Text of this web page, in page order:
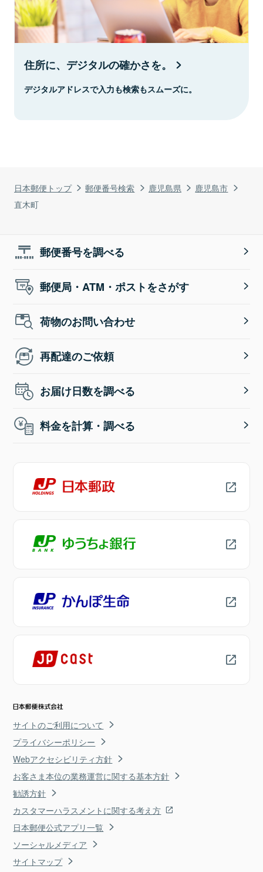
日本郵便トップ 郵便番号検索 鹿児島県
鹿児島市
直木町
住所に、デジタルの確かさを。
デジタルアドレスで入力も検索もスムーズに。
郵便番号を調べる
郵便局・ATM・ポストをさがす
荷物のお問い合わせ
再配達のご依頼
お届け日数を調べる
料金を計算・調べる
サイトのご利用について
プライバシーポリシー
Webアクセシビリティ方針
お客さま本位の業務運営に関する基本方針
勧誘方針
カスタマーハラスメントに関する考え方
日本郵便公式アプリ一覧
ソーシャルメディア
サイトマップ